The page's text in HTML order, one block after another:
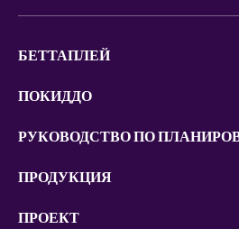
БЕТТАПЛЕЙ
ПОКИДДО
РУКОВОДСТВО ПО
ПРОДУКЦИЯ
ПРОЕКТ